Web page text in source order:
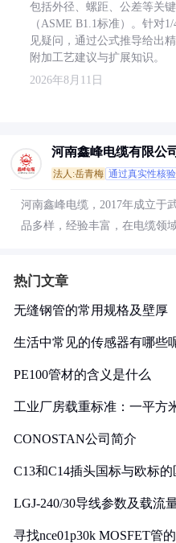
包括外径、螺距、公差等关
（ASME B1.1标准）。针对
见疑问，通过公式推导给出
附加工艺建议与扩展知识。
2026年8月11日
河南鑫峰电缆有限公司
法人:岳青梅 通过真实性核验
河南鑫峰电缆，2017年成立于
品多样，经验丰富，在电缆领
热门文章
无缝钢管的常用规格及壁厚
生活中常见的传感器有哪些
PE100管材的含义是什么
工业厂房载重标准：一平方
CONOSTAN公司简介
C13和C14插头国标与欧标
LGJ-240/30导线参数及载流
寻找nce01p30k MOSFET管